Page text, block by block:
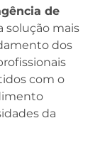
de
solução mais
dos
com o
da